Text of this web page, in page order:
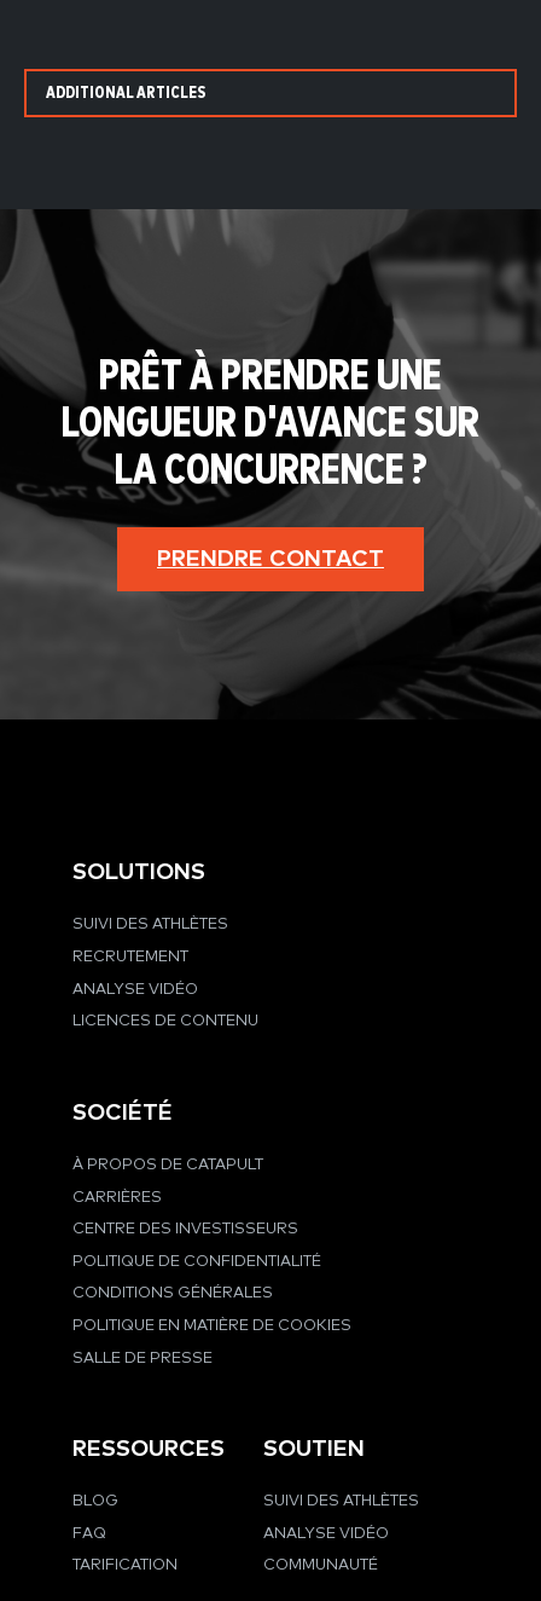
ADDITIONAL ARTICLES
PRÊT À PRENDRE UNE
LONGUEUR D'AVANCE SUR
LA CONCURRENCE ?
PRENDRE CONTACT
SOLUTIONS
SUIVI DES ATHLÈTES
RECRUTEMENT
ANALYSE VIDÉO
LICENCES DE CONTENU
SOCIÉTÉ
À PROPOS DE CATAPULT
CARRIÈRES
CENTRE DES INVESTISSEURS
POLITIQUE DE CONFIDENTIALITÉ
CONDITIONS GÉNÉRALES
POLITIQUE EN MATIÈRE DE COOKIES
SALLE DE PRESSE
RESSOURCES
BLOG
FAQ
TARIFICATION
SOUTIEN
SUIVI DES ATHLÈTES
ANALYSE VIDÉO
COMMUNAUTÉ